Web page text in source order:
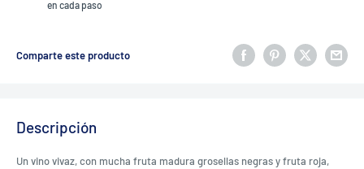
en cada paso
Comparte este producto
Descripción
Un vino vivaz, con mucha fruta madura grosellas negras y fruta roja,